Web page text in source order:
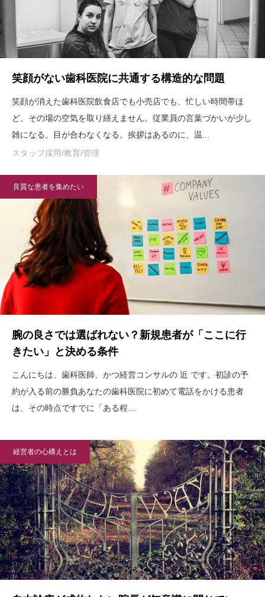
笑顔がない歯科医院に共通する構造的な問題
笑顔が消えた歯科医院飲食店でも小売店でも、忙しい時間帯ほ
ど、その場の空気を取り繕えません。従業員の言葉づかいが少し
雑になる。目が合わなくなる。挨拶はあるのに、温...
スタッフ採用/教育/管理
良質な患者を集めたい
腕の良さでは選ばれない？新規患者が「ここに行
きたい」と決める条件
こんにちは、歯科医師、かつ経営コンサルの 近 です。初診の予
約が入る前の勝負あなたの歯科医院に初めて電話をかける患者
は、その時点ですでに「ある程…
経営者の心構えとは